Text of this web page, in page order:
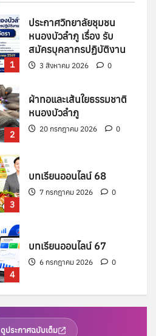
1
ประกาศวิทยาลัยชุมชน
หนองบัวลำภู เรื่อง รับ
สมัครบุคลากรปฏิบัติงาน
3 สิงหาคม 2026 0
2
ผ้าทอและเส้นใยธรรมชาติ
หนองบัวลำภู
20 กรกฎาคม 2026 0
3
บทเรียนออนไลน์ 68
7 กรกฎาคม 2026 0
4
บทเรียนออนไลน์ 67
6 กรกฎาคม 2026 0
หนองบัวลำภู เรื่อง การ
สอนชดเชย
ดูประกาศฉบับเต็ม